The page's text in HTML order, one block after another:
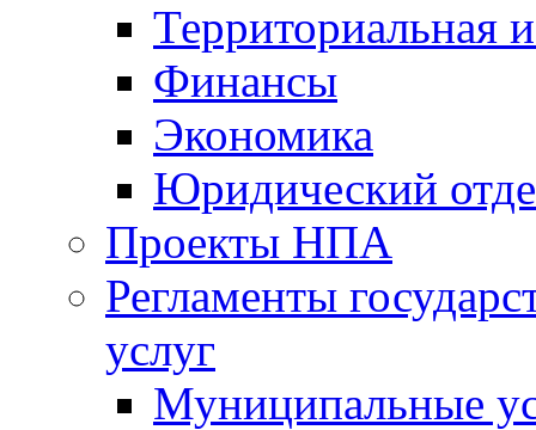
Территориальная
Финансы
Экономика
Юридический
Проекты НПА
Регламенты
услуг
Муниципальные